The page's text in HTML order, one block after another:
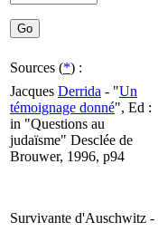
Sources (*) :
Jacques Derrida - "Un
témoignage donné", Ed :
in "Questions au
judaïsme" Desclée de
Brouwer, 1996, p94
Survivante d'Auschwitz -